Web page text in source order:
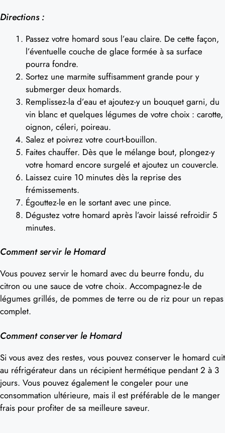
Directions :
Passez votre homard sous l’eau claire. De cette façon,
l’éventuelle couche de glace formée à sa surface
pourra fondre.
Sortez une marmite suffisamment grande pour y
submerger deux homards.
Remplissez-la d’eau et ajoutez-y un bouquet garni, du
vin blanc et quelques légumes de votre choix : carotte,
oignon, céleri, poireau.
Salez et poivrez votre court-bouillon.
Faites chauffer. Dès que le mélange bout, plongez-y
votre homard encore surgelé et ajoutez un couvercle.
Laissez cuire 10 minutes dès la reprise des
frémissements.
Égouttez-le en le sortant avec une pince.
Dégustez votre homard après l’avoir laissé refroidir 5
minutes.
Comment servir le Homard
Vous pouvez servir le homard avec du beurre fondu, du
citron ou une sauce de votre choix. Accompagnez-le de
légumes grillés, de pommes de terre ou de riz pour un repas
complet.
Comment conserver le Homard
Si vous avez des restes, vous pouvez conserver le homard cuit
au réfrigérateur dans un récipient hermétique pendant 2 à 3
jours. Vous pouvez également le congeler pour une
consommation ultérieure, mais il est préférable de le manger
frais pour profiter de sa meilleure saveur.